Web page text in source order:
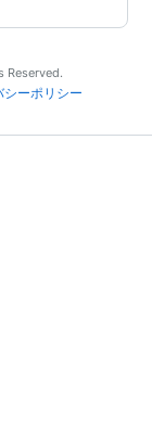
Reserved.
シーポリシー